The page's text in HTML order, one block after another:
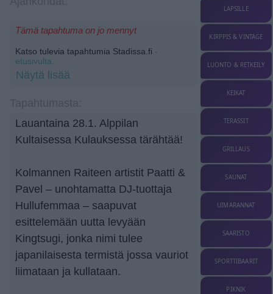
Tämä tapahtuma on jo mennyt
Katso tulevia tapahtumia Stadissa.fi -
etusivulta.
Näytä lisää
Lauantaina 28.1. Alppilan
Kultaisessa Kulauksessa tärähtää!
Kolmannen Raiteen artistit Paatti &
Pavel – unohtamatta DJ-tuottaja
Hullufemmaa – saapuvat
esittelemään uutta levyään
Kingtsugi, jonka nimi tulee
japanilaisesta termistä jossa vauriot
liimataan ja kullataan.
LAPSILLE
KIRPPIS & VINTAGE
LUONTO & RETKEILY
KEIKAT
TERASSIT
GRILLAUS
SAUNAT
UIMARANNAT
SAARISTO
SPORTTIBAARIT
PIKNIK